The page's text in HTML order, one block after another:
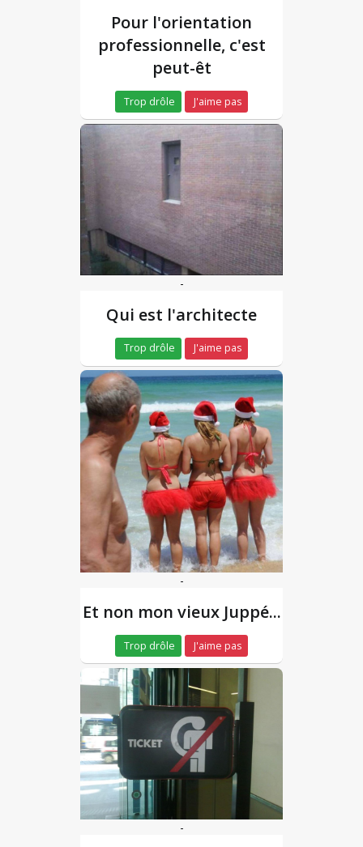
Pour l'orientation
professionnelle, c'est
peut-êt
Trop drôle J'aime pas
-
Qui est l'architecte
Trop drôle J'aime pas
-
Et non mon vieux Juppé...
Trop drôle J'aime pas
-